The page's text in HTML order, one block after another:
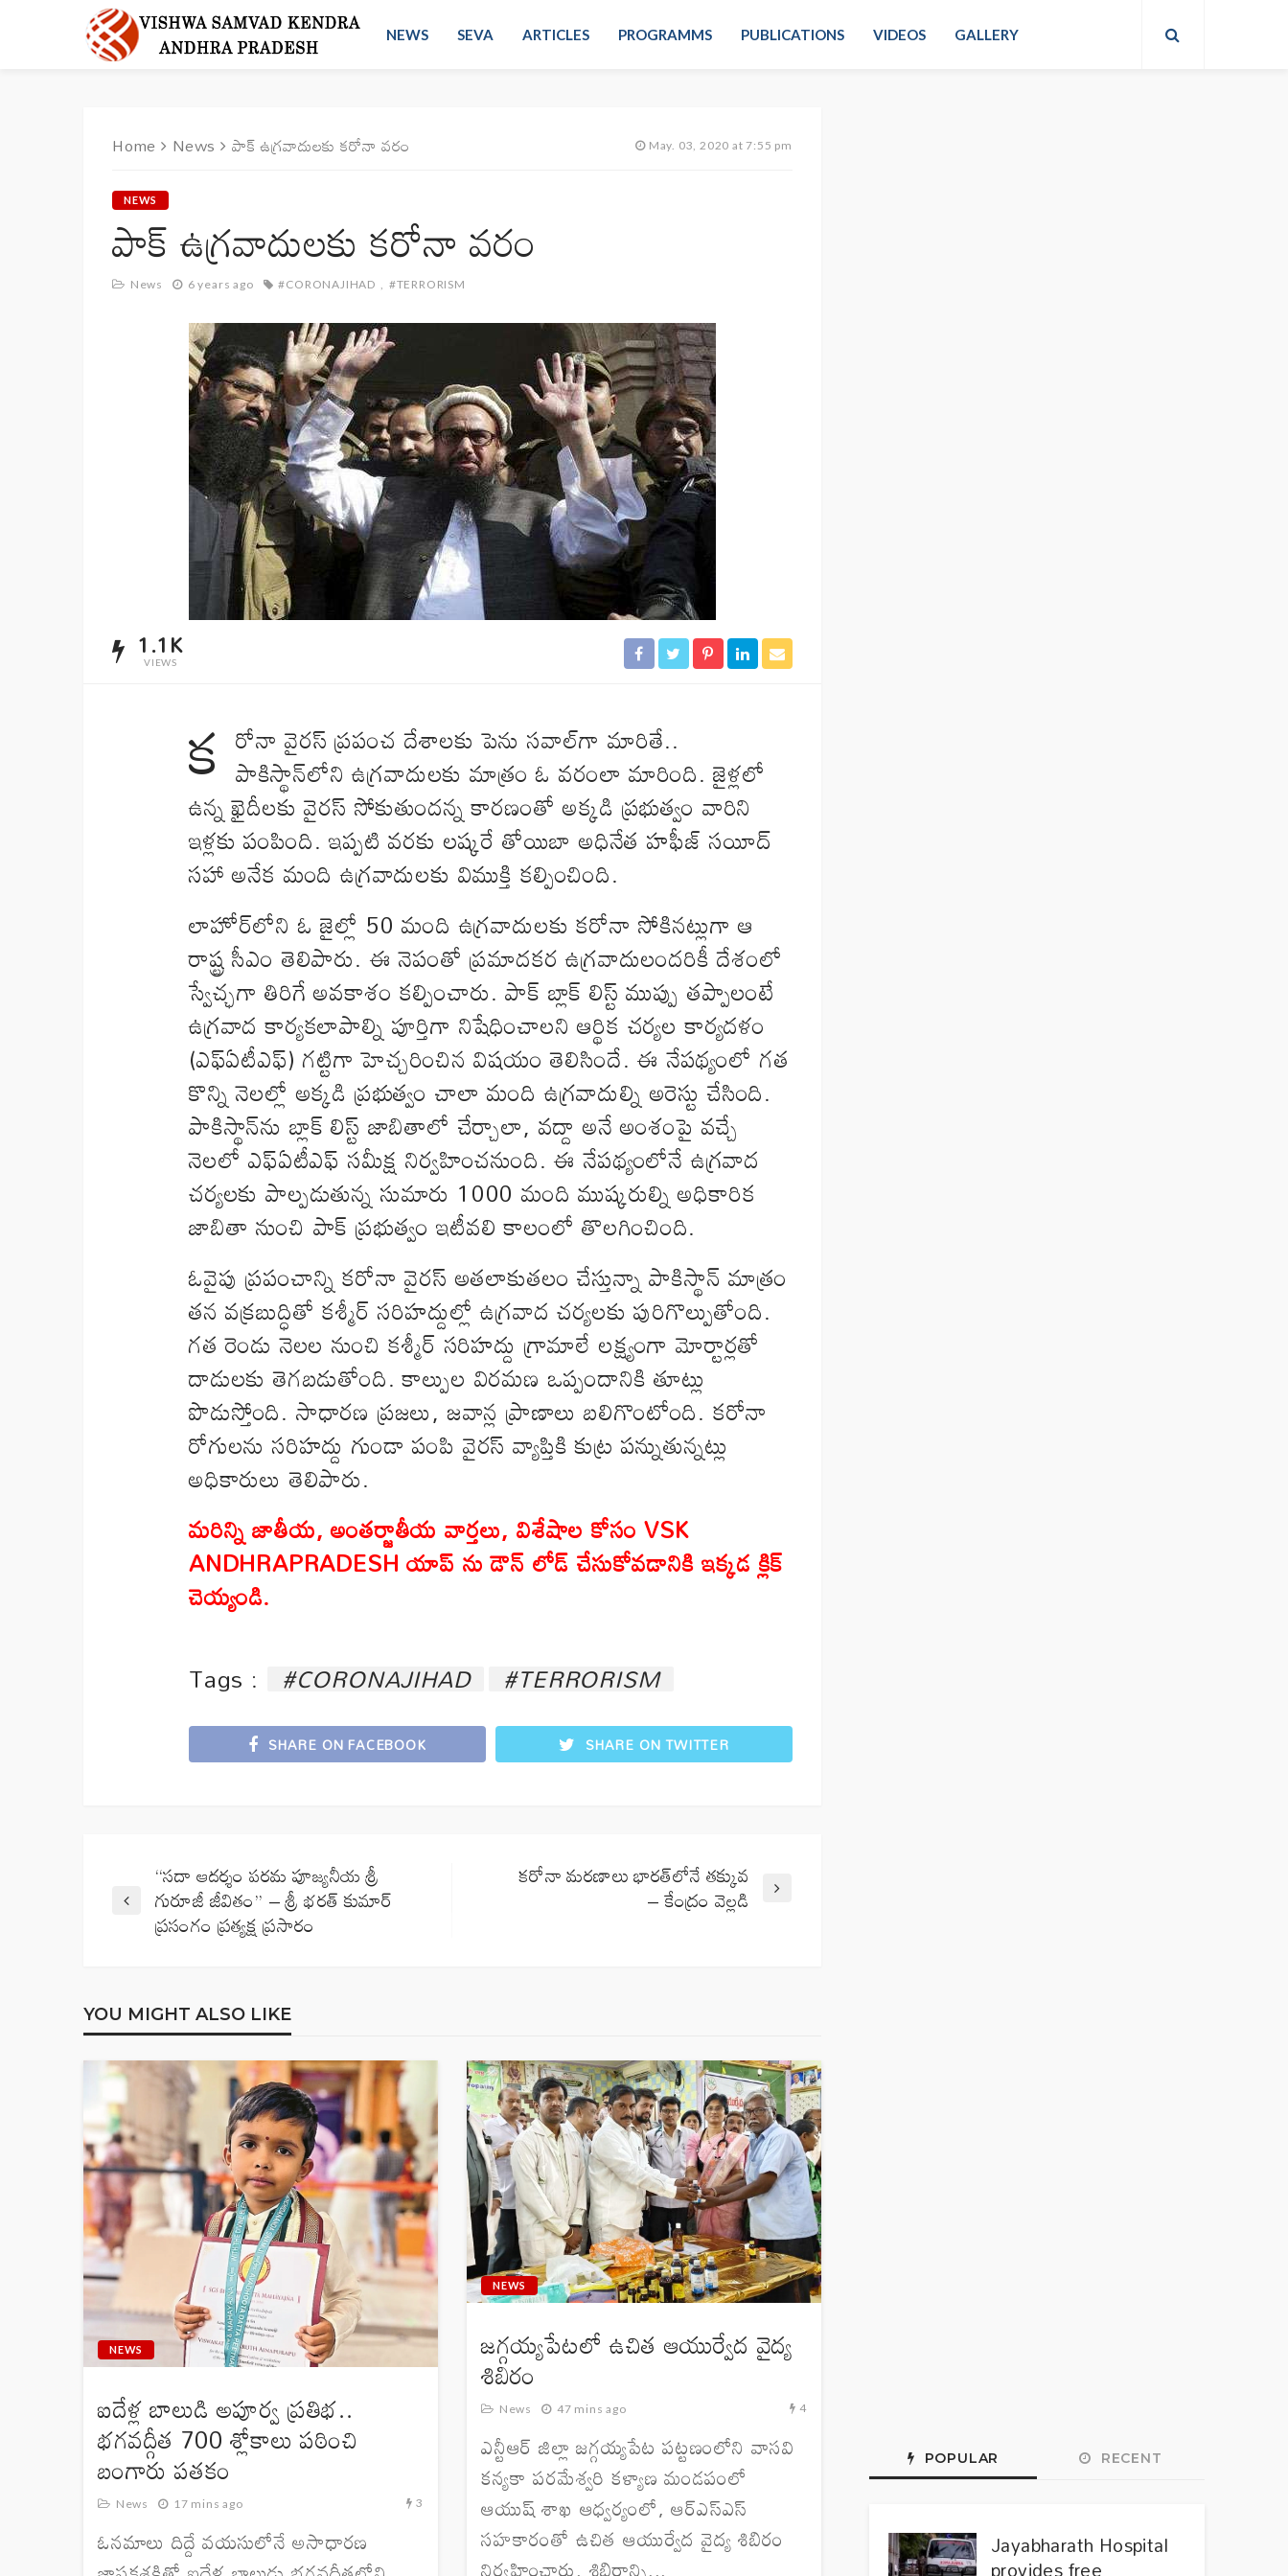
NEWS SEVA ARTICLES PROGRAMMS PUBLICATIONS VIDEOS GALLERY
Home News పాక్ ఉగ్రవాదులకు కరోనా వరం May. 03, 2020 at 7:55 pm
NEWS
పాక్ ఉగ్రవాదులకు కరోనా వరం
News 6 years ago #CORONAJIHAD #TERRORISM
1.1K
VIEWS
క రోనా వైరస్‌ ప్రపంచ దేశాలకు పెను సవాల్‌గా మారితే..
పాకిస్థాన్‌లోని ఉగ్రవాదులకు మాత్రం ఓ వరంలా మారింది. జైళ్లలో
ఉన్న ఖైదీలకు వైరస్‌ సోకుతుందన్న కారణంతో అక్కడి ప్రభుత్వం వారిని
ఇళ్లకు పంపింది. ఇప్పటి వరకు లష్కరే తోయిబా అధినేత హఫీజ్‌ సయీద్‌
సహా అనేక మంది ఉగ్రవాదులకు విముక్తి కల్పించింది.
లాహోర్‌లోని ఓ జైల్లో 50 మంది ఉగ్రవాదులకు కరోనా సోకినట్లుగా ఆ
రాష్ట్ర సీఎం తెలిపారు. ఈ నెపంతో ప్రమాదకర ఉగ్రవాదులందరికీ దేశంలో
స్వేచ్ఛగా తిరిగే అవకాశం కల్పించారు. పాక్‌ బ్లాక్‌ లిస్ట్‌ ముప్పు తప్పాలంటే
ఉగ్రవాద కార్యకలాపాల్ని పూర్తిగా నిషేధించాలని ఆర్థిక చర్యల కార్యదళం
(ఎఫ్‌ఏటీఎఫ్‌) గట్టిగా హెచ్చరించిన విషయం తెలిసిందే. ఈ నేపథ్యంలో గత
కొన్ని నెలల్లో అక్కడి ప్రభుత్వం చాలా మంది ఉగ్రవాదుల్ని అరెస్టు చేసింది.
పాకిస్థాన్‌ను బ్లాక్‌ లిస్ట్‌ జాబితాలో చేర్చాలా, వద్దా అనే అంశంపై వచ్చే
నెలలో ఎఫ్‌ఏటీఎఫ్‌ సమీక్ష నిర్వహించనుంది. ఈ నేపథ్యంలోనే ఉగ్రవాద
చర్యలకు పాల్పడుతున్న సుమారు 1000 మంది ముష్కరుల్ని అధికారిక
జాబితా నుంచి పాక్‌ ప్రభుత్వం ఇటీవలి కాలంలో తొలగించింది.
ఓవైపు ప్రపంచాన్ని కరోనా వైరస్‌ అతలాకుతలం చేస్తున్నా పాకిస్థాన్‌ మాత్రం
తన వక్రబుద్ధితో కశ్మీర్‌ సరిహద్దుల్లో ఉగ్రవాద చర్యలకు పురిగొల్పుతోంది.
గత రెండు నెలల నుంచి కశ్మీర్‌ సరిహద్దు గ్రామాలే లక్ష్యంగా మోర్టార్లతో
దాడులకు తెగబడుతోంది. కాల్పుల విరమణ ఒప్పందానికి తూట్లు
పొడుస్తోంది. సాధారణ ప్రజలు, జవాన్ల ప్రాణాలు బలిగొంటోంది. కరోనా
రోగులను సరిహద్దు గుండా పంపి వైరస్ వ్యాప్తికి కుట్ర పన్నుతున్నట్లు
అధికారులు తెలిపారు.
మరిన్ని జాతీయ,అంతర్జాతీయ వార్తలు,విశేషాల కోసంVSK
ANDHRAPRADESHయాప్ ను డౌన్ లోడ్ చేసుకోవడానికి ఇక్కడ క్లిక్
చెయ్యండి.
Tags :
#CORONAJIHAD #TERRORISM
SHARE ON FACEBOOK SHARE ON TWITTER
“సదా ఆదర్శం పరమ పూజ్యనీయ శ్రీ
గురూజీ జీవితం” – శ్రీ భరత్ కుమార్
ప్రసంగం ప్రత్యక్ష ప్రసారం
కరోనా మరణాలు భారత్‌లోనే తక్కువ
– కేంద్రం వెల్లడి
YOU MIGHT ALSO LIKE
NEWS
ఐదేళ్ల బాలుడి అపూర్వ ప్రతిభ..
భగవద్గీత 700 శ్లోకాలు పఠించి
బంగారు పతకం
News 17 mins ago 3
ఓనమాలు దిద్దే వయసులోనే అసాధారణ
NEWS
జగ్గయ్యపేటలో ఉచిత ఆయుర్వేద వైద్య
శిబిరం
News 47 mins ago 4
ఎన్టీఆర్ జిల్లా జగ్గయ్యపేట పట్టణంలోని వాసవి
కన్యకా పరమేశ్వరి కళ్యాణ మండపంలో
ఆయుష్ శాఖ ఆధ్వర్యంలో, ఆర్‌ఎస్‌ఎస్
సహకారంతో ఉచిత ఆయుర్వేద వైద్య శిబిరం
POPULAR RECENT
Jayabharath Hospital